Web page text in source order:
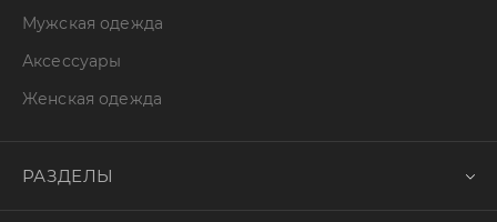
Мужская одежда
Аксессуары
Женская одежда
РАЗДЕЛЫ